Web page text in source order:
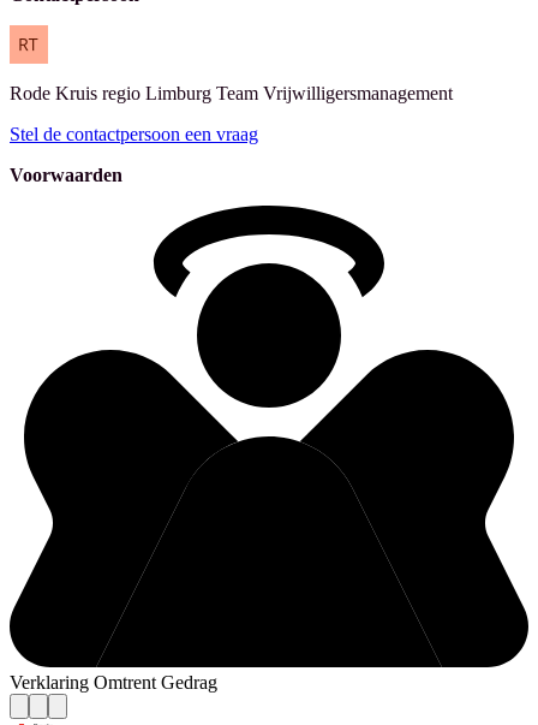
Rode Kruis regio Limburg Team Vrijwilligersmanagement
Stel de contactpersoon een vraag
Voorwaarden
Verklaring Omtrent Gedrag